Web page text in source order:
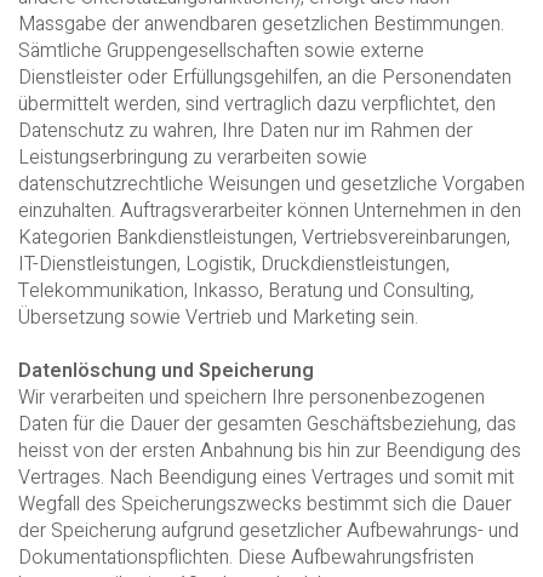
Massgabe der anwendbaren gesetzlichen Bestimmungen.
Sämtliche Gruppengesellschaften sowie externe
Dienstleister oder Erfüllungsgehilfen, an die Personendaten
übermittelt werden, sind vertraglich dazu verpflichtet, den
Datenschutz zu wahren, Ihre Daten nur im Rahmen der
Leistungserbringung zu verarbeiten sowie
datenschutzrechtliche Weisungen und gesetzliche Vorgaben
einzuhalten. Auftragsverarbeiter können Unternehmen in den
Kategorien Bankdienstleistungen, Vertriebsvereinbarungen,
IT-Dienstleistungen, Logistik, Druckdienstleistungen,
Telekommunikation, Inkasso, Beratung und Consulting,
Übersetzung sowie Vertrieb und Marketing sein.
Datenlöschung und Speicherung
Wir verarbeiten und speichern Ihre personenbezogenen
Daten für die Dauer der gesamten Geschäftsbeziehung, das
heisst von der ersten Anbahnung bis hin zur Beendigung des
Vertrages. Nach Beendigung eines Vertrages und somit mit
Wegfall des Speicherungszwecks bestimmt sich die Dauer
der Speicherung aufgrund gesetzlicher Aufbewahrungs- und
Dokumentationspflichten. Diese Aufbewahrungsfristen